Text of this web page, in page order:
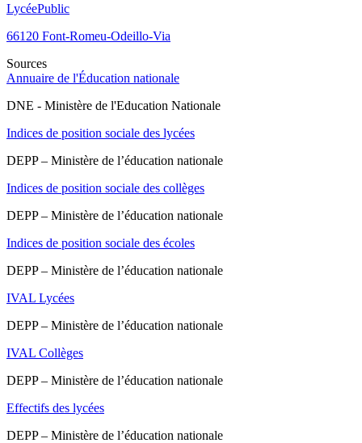
LycéePublic
66120 Font-Romeu-Odeillo-Via
Sources
Annuaire de l'Éducation nationale
DNE - Ministère de l'Education Nationale
Indices de position sociale des lycées
DEPP – Ministère de l’éducation nationale
Indices de position sociale des collèges
DEPP – Ministère de l’éducation nationale
Indices de position sociale des écoles
DEPP – Ministère de l’éducation nationale
IVAL Lycées
DEPP – Ministère de l’éducation nationale
IVAL Collèges
DEPP – Ministère de l’éducation nationale
Effectifs des lycées
DEPP – Ministère de l’éducation nationale